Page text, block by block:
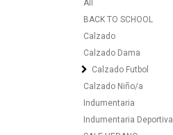
All
BACK TO SCHOOL
Calzado
Calzado Dama
Calzado Futbol
Calzado Niño/a
Indumentaria
Indumentaria Deportiva